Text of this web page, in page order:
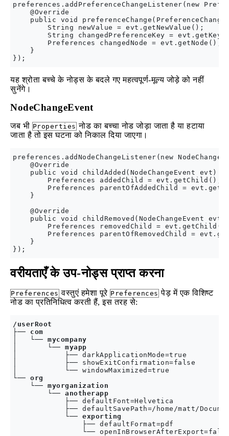
preferences.addPreferenceChangeListener(new
    @Override
public void
        String newValue = evt.getNewValue();
String changedPreferenceKey =
        Preferences changedNode = evt.getNode();
    }
यह श्रोता बच्चे के नोड्स के बदले गए महत्वपूर्ण-मूल्य जोड़े को नहीं
सुनेंगे।
NodeChangeEvent
जब भी Properties नोड का बच्चा नोड जोड़ा जाता है या हटाया
जाता है तो इस घटना को निकाल दिया जाएगा।
preferences.addNodeChangeListener(new
    @Override
    public void childAdded(NodeChangeEvent evt) {
        Preferences addedChild = evt.getChild();
Preferences parentOfAddedChild =
    }
    @Override
public void childRemoved(NodeChangeEvent evt)
Preferences removedChild =
Preferences parentOfRemovedChild =
    }
वरीयताएँ के उप-नोड्स प्राप्त करना
Preferences वस्तुएं हमेशा पूरे Preferences पेड़ में एक विशिष्ट
नोड का प्रतिनिधित्व करती हैं, इस तरह से:
/userRoot
├── com
│   └── mycompany
│       └── myapp
│           ├── darkApplicationMode=true
│           ├── showExitConfirmation=false
│           └── windowMaximized=true
└── org
    └──
myorganization
        └──
anotherapp
            ├── defaultFont=Helvetica
├── defaultSavePath=/home/matt/
            └──
exporting
                ├── defaultFormat=pdf
└──